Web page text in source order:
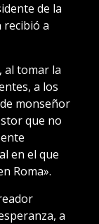
de la
recibió a
al tomar la
a los
monseñor
que no
en el que
Roma».
a